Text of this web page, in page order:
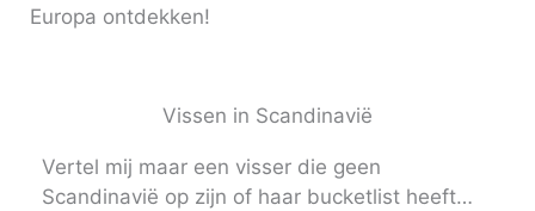
Europa ontdekken!
Vissen in Scandinavië
Vertel mij maar een visser die geen
Scandinavië op zijn of haar bucketlist heeft…